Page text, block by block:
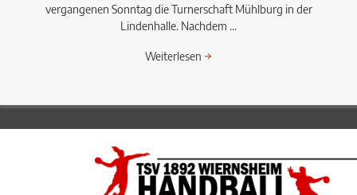
vergangenen Sonntag die Turnerschaft Mühlburg in der
Lindenhalle. Nachdem ...
Weiterlesen →